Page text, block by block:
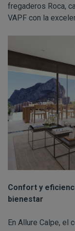
fregaderos Roca,
VAPF con la
Confort y
bienestar
En Allure Calpe, el